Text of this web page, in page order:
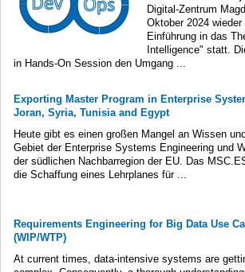
Digital-Zentrum
Oktober 2024
Einführung in das
Intelligence" statt.
in Hands-On Session den Umgang ...
Exporting Master Program in Enterprise
Joran, Syria, Tunisia and Egypt
Heute gibt es einen großen Mangel an Wissen
Gebiet der Enterprise Systems Engineering und
der südlichen Nachbarregion der EU. Das
die Schaffung eines Lehrplanes für ...
Requirements Engineering for Big Data Use
(WIP/WTP)
At current times, data-intensive systems are